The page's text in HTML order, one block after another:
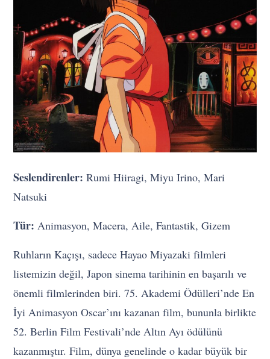
Seslendirenler: Rumi Hiiragi, Miyu Irino, Mari
Natsuki
Tür: Animasyon, Macera, Aile, Fantastik, Gizem
Ruhların Kaçışı, sadece Hayao Miyazaki filmleri
listemizin değil, Japon sinema tarihinin en başarılı ve
önemli filmlerinden biri. 75. Akademi Ödülleri’nde En
İyi Animasyon Oscar’ını kazanan film, bununla birlikte
52. Berlin Film Festivali’nde Altın Ayı ödülünü
kazanmıştır. Film, dünya genelinde o kadar büyük bir